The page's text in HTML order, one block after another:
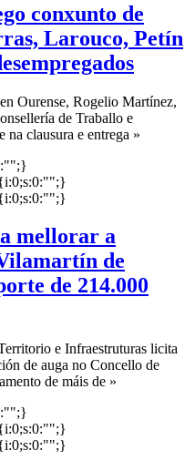
conxunto de
Larouco, Petín
Ourense, Rogelio Martínez,
de Traballo e
na clausura e entrega »
mellorar a
de
de 214.000
e Infraestruturas licita
de auga no Concello de
de máis de »